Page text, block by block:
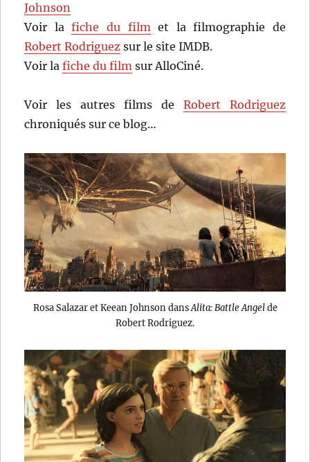
Johnson
Voir lafiche du filmet la filmographie de
Robert Rodriguez sur le site IMDB.
Voir lafiche du film sur AlloCiné.
Voir les autres films de Robert Rodriguez
chroniqués sur ce blog…
Rosa Salazar et Keean Johnson dansAlita: Battle Angelde
Robert Rodriguez.